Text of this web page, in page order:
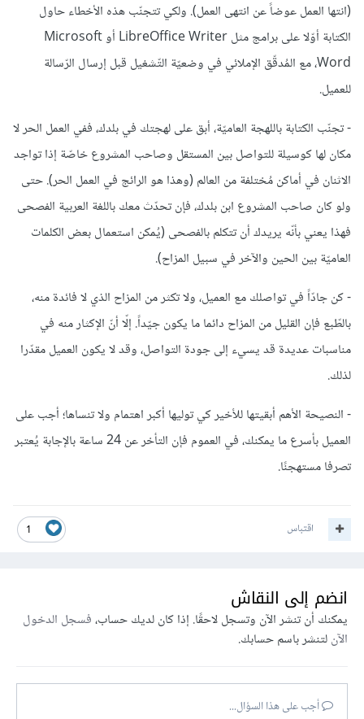
(انتها العمل عوضاً عن انتهى العمل). ولكي تتجنّب هذه الأخطاء حاول
الكتابة أوّلا على برامج مثل LibreOffice Writer أو Microsoft
Word، مع المُدقّق الإملائي في وضعيّة التّشغيل قبل إرسال الرّسالة
للعميل.
- تجنّب الكتابة باللهجة العاميّة، أبق على لهجتك في بلدك، ففي العمل الحر لا
مكان لها كوسيلة للتواصل بين المستقل وصاحب المشروع خاصّة إذا تواجد
الاثنان في أماكن مُختلفة من العالم (وهذا هو الرائج في العمل الحر). حتى
ولو كان صاحب المشروع ابن بلدك، فإن تحدّث معك باللغة العربية الفصحى
فهذا يعني بأنّه يريدك أن تتكلم بالفصحى (يُمكن استعمال بعض الكلمات
العاميّة بين الحين والآخر في سبيل المزاح).
- كن جادّاً في تواصلك مع العميل، ولا تكثر من المزاح الذي لا فائدة منه،
بالطّبع فإن القليل من المزاح دائما ما يكون جيّداً. إلّا أنّ الإكثار منه في
مناسبات عديدة قد يسيء إلى جودة التواصل، وقد لا يكون العميل مقدّرا
لذلك.
- النصيحة الأهم أبقيتها للأخير كي توليها أكبر اهتمام ولا تنساها؛ أجب على
العميل بأسرع ما يمكنك، في العموم فإن التأخر عن 24 ساعة بالإجابة يُعتبر
تصرفا مستهجنًا.
1 اقتباس
انضم إلى النقاش
يمكنك أن تنشر الآن وتسجل لاحقًا. إذا كان لديك حساب،فسجل الدخول
الآنلتنشر باسم حسابك.
أجب على هذا السؤال...